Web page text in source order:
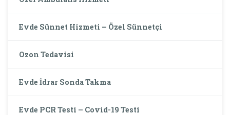
Evde Sünnet Hizmeti – Özel Sünnetçi
Ozon Tedavisi
Evde İdrar Sonda Takma
Evde PCR Testi – Covid-19 Testi